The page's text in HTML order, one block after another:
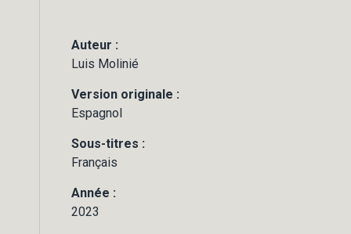
Auteur :
Luis Molinié
Version originale :
Espagnol
Sous-titres :
Français
Année :
2023